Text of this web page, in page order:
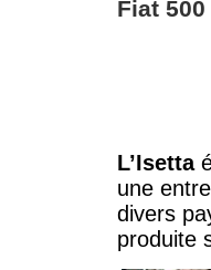
Fiat
L’Isetta
une
divers
produite